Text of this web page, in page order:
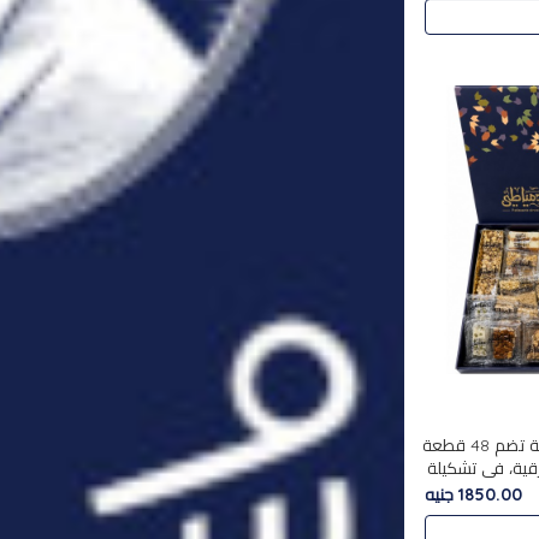
استمتع بتجربة فاخرة مع علبة تضم 48 قطعة
في تشكيلة
1850.00 جنيه